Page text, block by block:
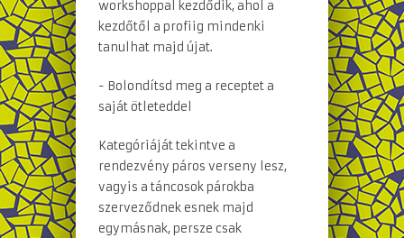
workshoppal kezdődik, ahol a
kezdőtől a profiig mindenki
tanulhat majd újat.
- Bolondítsd meg a receptet a
saját ötleteddel
Kategóriáját tekintve a
rendezvény páros verseny lesz,
vagyis a táncosok párokba
szerveződnek esnek majd
egymásnak, persze csak